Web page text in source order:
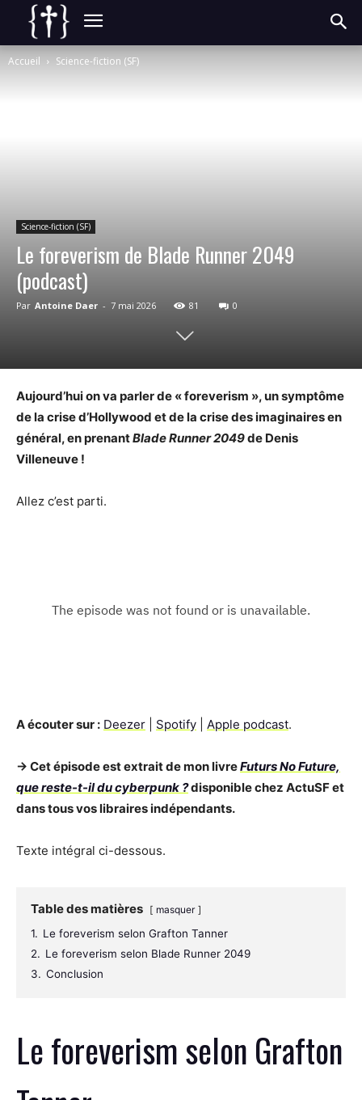
Accueil Science-fiction (SF)
Science-fiction (SF)
Le foreverism de Blade Runner 2049
(podcast)
Par Antoine Daer - 7 mai 2026 81 0
Aujourd’hui on va parler de « foreverism », un symptôme
de la crise d’Hollywood et de la crise des imaginaires en
général, en prenantBlade Runner 2049de Denis
Villeneuve !
Allez c’est parti.
A écouter sur : Deezer Spotify Apple podcast.
→ Cet épisode est extrait de mon livreFuturs No Future,
que reste-t-il du cyberpunk ?disponible chez ActuSF et
dans tous vos libraires indépendants.
Texte intégral ci-dessous.
Table des matières masquer
1. Le foreverism selon Grafton Tanner
2. Le foreverism selon Blade Runner 2049
3. Conclusion
Le foreverism selon Grafton